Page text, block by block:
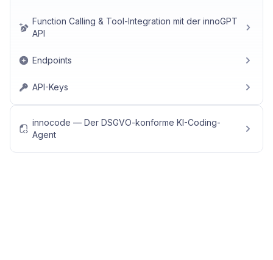
Function Calling & Tool-Integration mit der innoGPT
API
Endpoints
API-Keys
innocode — Der DSGVO-konforme KI-Coding-
Agent